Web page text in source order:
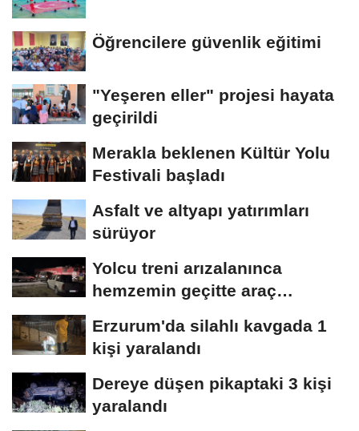
Öğrencilere güvenlik eğitimi
"Yeşeren eller" projesi hayata
geçirildi
Merakla beklenen Kültür Yolu
Festivali başladı
Asfalt ve altyapı yatırımları
sürüyor
Yolcu treni arızalanınca
hemzemin geçitte araç
Erzurum'da silahlı kavgada 1
kişi yaralandı
Dereye düşen pikaptaki 3 kişi
yaralandı